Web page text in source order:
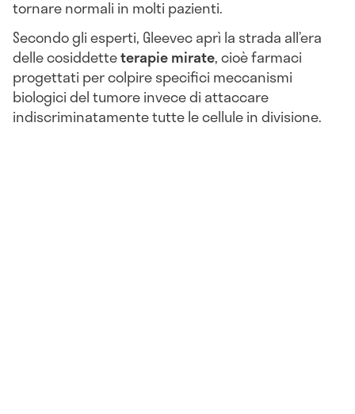
tornare normali in molti pazienti.
Secondo gli esperti, Gleevec aprì la strada all’era
delle cosiddetteterapie mirate, cioè farmaci
progettati per colpire specifici meccanismi
biologici del tumore invece di attaccare
indiscriminatamente tutte le cellule in divisione.